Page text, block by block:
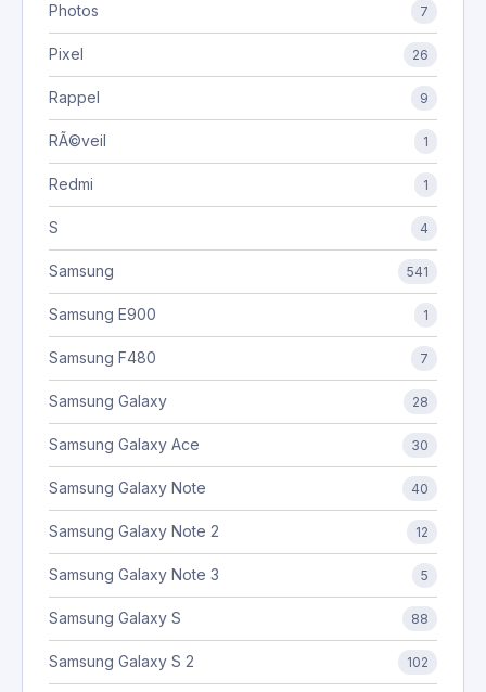
Photos 7
Pixel 26
Rappel 9
RÃ©veil 1
Redmi 1
S 4
Samsung 541
Samsung E900 1
Samsung F480 7
Samsung Galaxy 28
Samsung Galaxy Ace 30
Samsung Galaxy Note 40
Samsung Galaxy Note 2 12
Samsung Galaxy Note 3 5
Samsung Galaxy S 88
Samsung Galaxy S 2 102